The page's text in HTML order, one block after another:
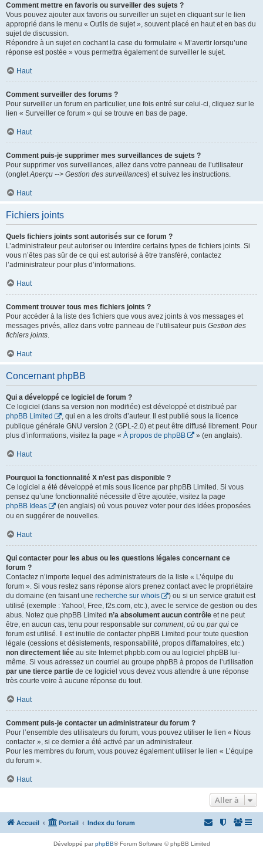
Comment mettre en favoris ou surveiller des sujets ?
Vous pouvez ajouter aux favoris ou surveiller un sujet en cliquant sur le lien
approprié dans le menu « Outils de sujet », souvent placé en haut et en bas du
sujet de discussion.
Répondre à un sujet en cochant la case du formulaire « M’avertir lorsqu’une
réponse est postée » vous permettra également de surveiller le sujet.
Haut
Comment surveiller des forums ?
Pour surveiller un forum en particulier, une fois entré sur celui-ci, cliquez sur le
lien « Surveiller ce forum » qui se trouve en bas de page.
Haut
Comment puis-je supprimer mes surveillances de sujets ?
Pour supprimer vos surveillances, allez dans votre panneau de l’utilisateur
(ongletAperçu --> Gestion des surveillances) et suivez les instructions.
Haut
Fichiers joints
Quels fichiers joints sont autorisés sur ce forum ?
L’administrateur peut autoriser ou interdire certains types de fichiers joints. Si
vous n’êtes pas sûr de ce qui est autorisé à être transféré, contactez
l’administrateur pour plus d’informations.
Haut
Comment trouver tous mes fichiers joints ?
Pour accéder à la liste des fichiers que vous avez joints à vos messages et
messages privés, allez dans votre panneau de l’utilisateur puis Gestion des
fichiers joints.
Haut
Concernant phpBB
Qui a développé ce logiciel de forum ?
Ce logiciel (dans sa version non modifiée) est développé et distribué par
phpBB Limited
, qui en a les droits d’auteur. Il est publié sous la licence
publique générale GNU version 2 (GPL-2.0) et peut être diffusé librement. Pour
plus d’informations, visitez la page « À propos de phpBB » (en anglais).
Haut
Pourquoi la fonctionnalité X n’est pas disponible ?
Ce logiciel a été développé et mis sous licence par phpBB Limited. Si vous
pensez qu’une fonctionnalité nécessite d’être ajoutée, visitez la page
phpBB Ideas
(en anglais) où vous pouvez voter pour des idées proposées
ou en suggérer de nouvelles.
Haut
Qui contacter pour les abus ou les questions légales concernant ce
forum ?
Contactez n’importe lequel des administrateurs de la liste « L’équipe du
forum ». Si vous restez sans réponse alors prenez contact avec le propriétaire
du domaine (en faisant une recherche sur whois
) ou si un service gratuit est
utilisé (exemple : Yahoo!, Free, f2s.com, etc.), avec le service de gestion ou des
abus. Notez que phpBB Limited n’a absolument aucun contrôle et ne peut
être, en aucun cas, tenu pour responsable sur comment, où ou par qui ce
forum est utilisé. Il est inutile de contacter phpBB Limited pour toute question
légale (cessions et désistements, responsabilité, propos diffamatoires, etc.)
non directement liée au site Internet phpbb.com ou au logiciel phpBB lui-
même. Si vous adressez un courriel au groupe phpBB à propos de l’utilisation
par une tierce partie de ce logiciel vous devez vous attendre à une réponse
très courte voire à aucune réponse du tout.
Haut
Comment puis-je contacter un administrateur du forum ?
Pour l’ensemble des utilisateurs du forum, vous pouvez utiliser le lien « Nous
contacter », si ce dernier a été activé par un administrateur.
Pour les membres du forum, vous pouvez également utiliser le lien « L’équipe
du forum ».
Haut
Aller à
Accueil Portail Index du forum
Développé parphpBB® Forum Software © phpBB Limited